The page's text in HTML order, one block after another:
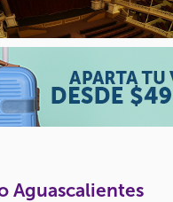
Aguascalientes